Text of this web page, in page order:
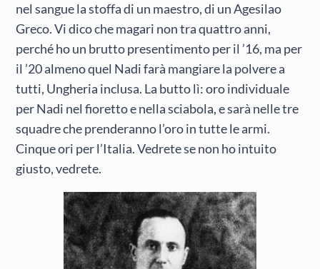
nel sangue la stoffa di un maestro, di un Agesilao
Greco. Vi dico che magari non tra quattro anni,
perché ho un brutto presentimento per il ’16, ma per
il ’20 almeno quel Nadi farà mangiare la polvere a
tutti, Ungheria inclusa. La butto lì: oro individuale
per Nadi nel fioretto e nella sciabola, e sarà nelle tre
squadre che prenderanno l’oro in tutte le armi.
Cinque ori per l’Italia. Vedrete se non ho intuito
giusto, vedrete.